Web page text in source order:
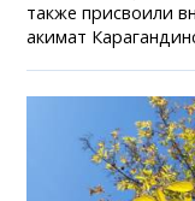
также присвоили
акимат